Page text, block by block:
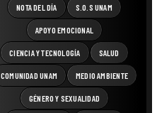
NOTA DEL DÍA S.O.S UNAM
APOYO EMOCIONAL
CIENCIA Y TECNOLOGÍA SALUD
COMUNIDAD UNAM MEDIO AMBIENTE
GÉNERO Y SEXUALIDAD